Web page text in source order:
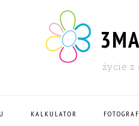
życie z
KALKULATOR